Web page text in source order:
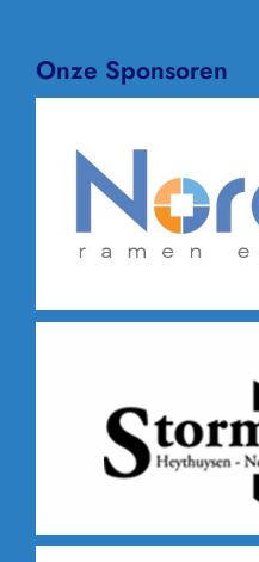
Onze Sponsoren